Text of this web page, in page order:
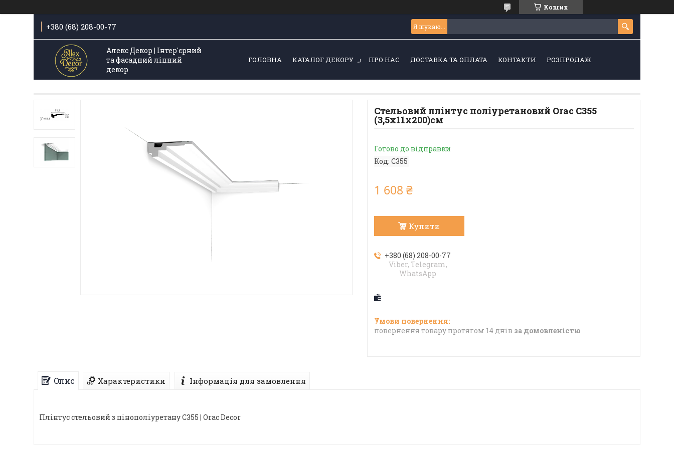
Кошик
+380 (68) 208-00-77
Алекс Декор | Інтер'єрний
та фасадний ліпний
декор
ГОЛОВНА КАТАЛОГ ДЕКОРУ ПРО НАС ДОСТАВКА ТА ОПЛАТА КОНТАКТИ РОЗПРОДАЖ
Стельовий плінтус поліуретановий Orac C355
(3,5х11х200)см
Готово до відправки
Код: C355
1 608 ₴
Купити
+380 (68) 208-00-77
Viber, Telegram,
WhatsApp
повернення товару протягом 14 днів за домовленістю
Опис Характеристики Інформація для замовлення
Плінтус стельовий з пінополіуретану C355 | Orac Decor